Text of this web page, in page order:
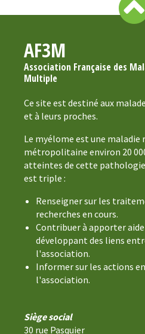
AF3M
Association Française des
Multiple
Ce site est destiné aux
et à leurs proches.
Le myélome est une maladie
métropolitaine environ 20
atteintes de cette
est triple :
Renseigner sur les
recherches en cours.
Contribuer à apporter
développant des liens
l'association.
Informer sur les actions
l'association.
Siège social
30 rue Pasquier